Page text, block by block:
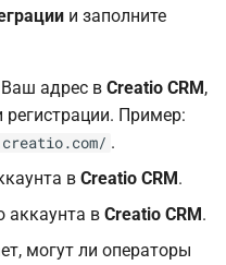
и заполните
адрес в Creatio CRM,
Пример:
.
в Creatio CRM.
аккаунта в Creatio CRM.
могут ли операторы